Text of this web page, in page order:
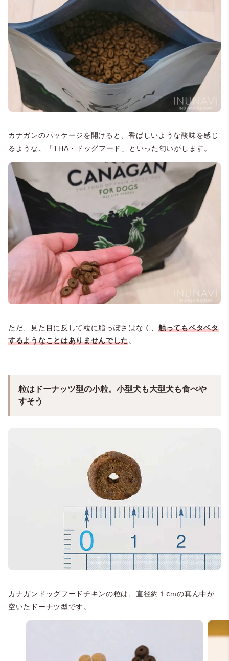
カナガンのパッケージを開けると、香ばしいような酸味を感じ
るような、「THA・ドッグフード」といった匂いがします。
ただ、見た目に反して粒に脂っぽさはなく、 触ってもベタベタ
するようなことはありませんでした。
粒はドーナッツ型の小粒。小型犬も大型犬も食べや
すそう
カナガンドッグフードチキンの粒は、直径約１ⅽmの真ん中が
空いたドーナツ型です。